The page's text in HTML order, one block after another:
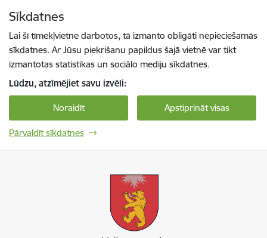
Sīkdatnes
Lai šī tīmekļvietne darbotos, tā izmanto obligāti nepieciešamās
sīkdatnes. Ar Jūsu piekrišanu papildus šajā vietnē var tikt
izmantotas statistikas un sociālo mediju sīkdatnes.
Lūdzu, atzīmējiet savu izvēli:
Noraidīt Apstiprināt visas
Pārvaldīt sīkdatnes